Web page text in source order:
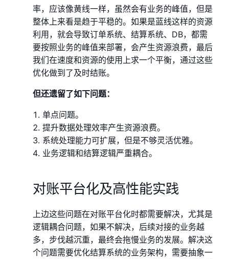
率，应该像黄线一样，虽然会有业务的峰值，但是
整体上来看是趋于平稳的。如果是蓝线这样的资源
利用，就会导致订单系统、结算系统、DB，都需
要按照业务的峰值来部署，会产生资源浪费，最后
我们在速度和资源的使用上求一个平衡，通过这些
优化做到了及时结账。
但还遗留了如下问题：
单点问题。
提升数据处理效率产生资源浪费。
系统处理能力可扩展，但是不够灵活优雅。
业务逻辑和结算逻辑严重耦合。
对账平台化及高性能实践
上边这些问题在对账平台化时都需要解决，尤其是
逻辑耦合问题，如果不解决，后续对接的业务越
多，步伐越沉重，最终会拖慢业务的发展。解决这
个问题需要优化结算系统的业务架构，需要抽象一